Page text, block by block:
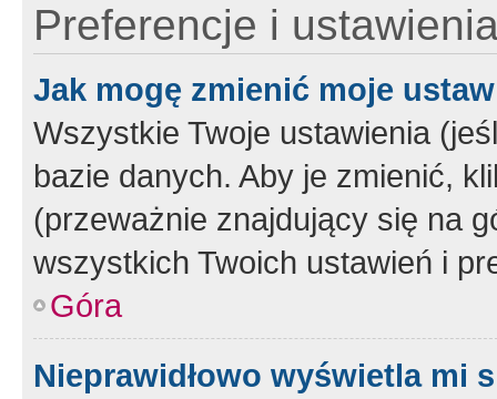
Preferencje i
Jak mogę zmienić moje
Wszystkie Twoje ustawienia
bazie danych. Aby je zmienić,
(przeważnie znajdujący się na
wszystkich Twoich ustawień i
Góra
Nieprawidłowo wyświetla mi